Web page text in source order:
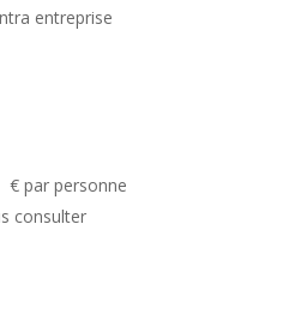
entreprise
€ par personne
consulter